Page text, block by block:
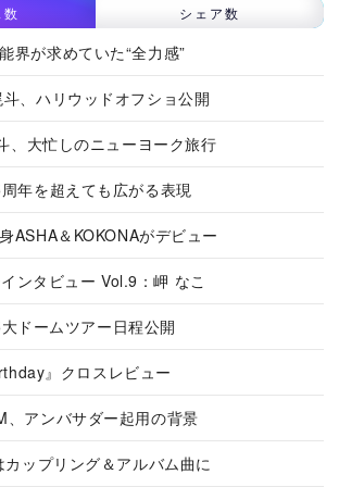
シェア数
界が求めていた“全力感”
、ハリウッドオフショ公開
、大忙しのニューヨーク旅行
年を超えても広がる表現
ASHA＆KOKONAがデビュー
ンタビュー Vol.9：岬 なこ
ドームツアー日程公開
』クロスレビュー
、アンバサダー起用の背景
ップリング＆アルバム曲に